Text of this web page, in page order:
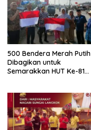
500 Bendera Merah Putih
Dibagikan untuk
Semarakkan HUT Ke-81